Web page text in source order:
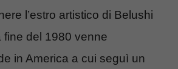
l’estro artistico di Belushi
fine del 1980 venne
in America a cui seguì un